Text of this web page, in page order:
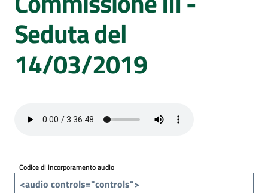
Attività
Argomenti
Per
Seduta del
14/03/2019
Codice di incorporamento audio